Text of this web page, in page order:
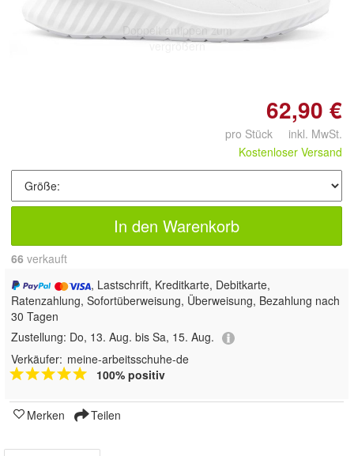
Doppelt antippen zum
vergrößern
62,90 €
pro Stück inkl. MwSt.
Kostenloser Versand
In den Warenkorb
66 verkauft
, Lastschrift, Kreditkarte, Debitkarte,
Ratenzahlung, Sofortüberweisung, Überweisung, Bezahlung nach
30 Tagen
Zustellung: Do, 13. Aug. bis Sa, 15. Aug.
Verkäufer: meine-arbeitsschuhe-de
100% positiv
Merken Teilen